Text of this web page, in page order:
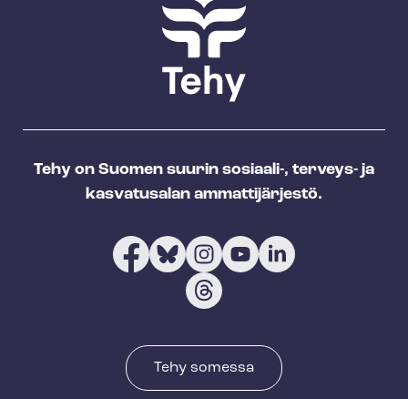
Tehy on Suomen suurin sosiaali-, terveys- ja
kasvatusalan ammattijärjestö.
Tehy somessa